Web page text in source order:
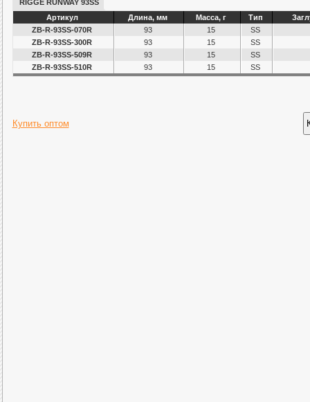
RIGGE RUNWAY 93SS
Артикул
Длина, мм Масса, г Тип
ZB-R-93SS-070R
93 15 SS
ZB-R-93SS-300R
93 15 SS
ZB-R-93SS-509R
93 15 SS
ZB-R-93SS-510R
93 15 SS
Купить оптом